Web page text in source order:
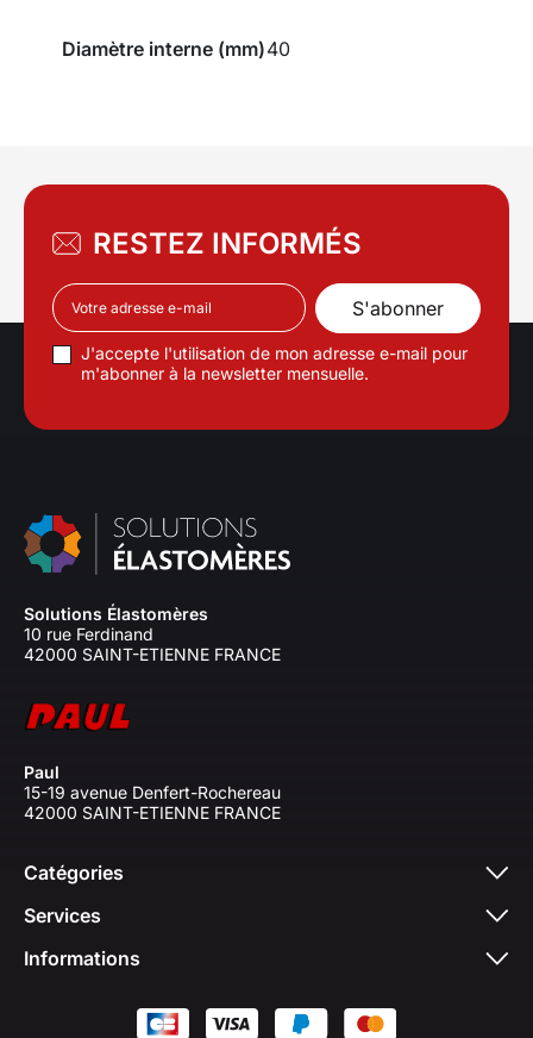
Diamètre interne (mm)40
RESTEZ INFORMÉS
J'accepte l'utilisation de mon adresse e-mail pour
m'abonner à la newsletter mensuelle.
Solutions Élastomères
10 rue Ferdinand
42000 SAINT-ETIENNE FRANCE
Paul
15-19 avenue Denfert-Rochereau
42000 SAINT-ETIENNE FRANCE
Catégories
Services
Informations